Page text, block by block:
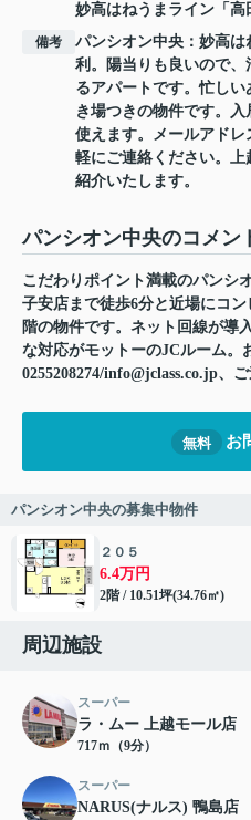
妙高はねうまライン 「 高
備考
パンシオン中央：妙高
利。陽当りも良いので、
るアパートです。忙し
き場つきの物件です。
使えます。メールアドレ
軽にご連絡ください。
紹介いたします。
パンシオン中央のコメン
こだわりポイント満載のパンシ
子安店まで徒歩6分と近場にコ
階の物件です。ネット回線が導
な対応がモットーのJCルーム。
0255208274/info@jclass.co.jp、
無料 お
パンシオン中央の募集中物件
２０５
6.4万円
2階 / 10.51坪(34.76㎡)
周辺施設
スーパー
ラ・ムー 上越モール店
717ｍ（9分）
スーパー
NARUS(ナルス) 鴨島店